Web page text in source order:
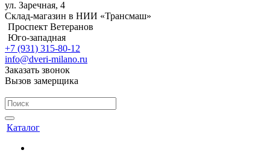
ул. Заречная, 4
Склад-магазин в НИИ «Трансмаш»
Проспект Ветеранов
Юго-западная
+7 (931) 315-80-12
info@dveri-milano.ru
Заказать звонок
Вызов замерщика
Каталог